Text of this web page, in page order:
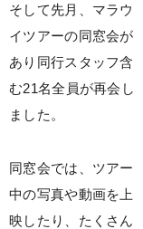
そして先月、マラウ
イツアーの同窓会が
あり同行スタッフ含
む21名全員が再会し
ました。
同窓会では、ツアー
中の写真や動画を上
映したり、たくさん